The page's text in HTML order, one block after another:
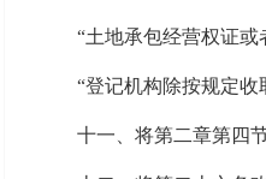
“土地承包经营权证或
“登记机构除按规定
十一、将第二章第四